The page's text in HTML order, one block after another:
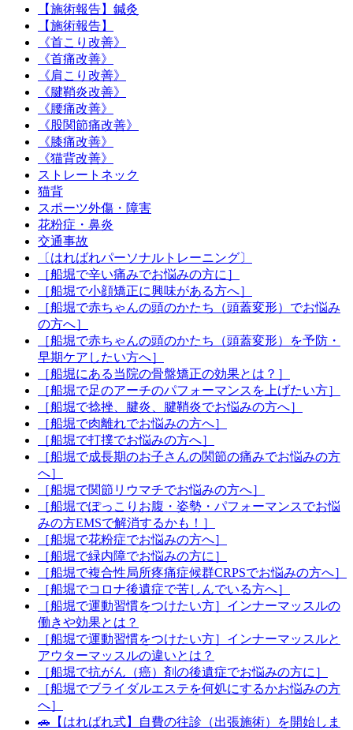
【施術報告】鍼灸
【施術報告】
《首こり改善》
《首痛改善》
《肩こり改善》
《腱鞘炎改善》
《腰痛改善》
《股関節痛改善》
《膝痛改善》
《猫背改善》
ストレートネック
猫背
スポーツ外傷・障害
花粉症・鼻炎
交通事故
〔はればれパーソナルトレーニング〕
［船堀で辛い痛みでお悩みの方に］
［船堀で小顔矯正に興味がある方へ］
［船堀で赤ちゃんの頭のかたち（頭蓋変形）でお悩み
の方へ］
［船堀で赤ちゃんの頭のかたち（頭蓋変形）を予防・
早期ケアしたい方へ］
［船堀にある当院の骨盤矯正の効果とは？］
［船堀で足のアーチのパフォーマンスを上げたい方］
［船堀で捻挫、腱炎、腱鞘炎でお悩みの方へ］
［船堀で肉離れでお悩みの方へ］
［船堀で打撲でお悩みの方へ］
［船堀で成長期のお子さんの関節の痛みでお悩みの方
へ］
［船堀で関節リウマチでお悩みの方へ］
［船堀でぽっこりお腹・姿勢・パフォーマンスでお悩
みの方EMSで解消するかも！］
［船堀で花粉症でお悩みの方へ］
［船堀で緑内障でお悩みの方に］
［船堀で複合性局所疼痛症候群CRPSでお悩みの方へ］
［船堀でコロナ後遺症で苦しんでいる方へ］
［船堀で運動習慣をつけたい方］インナーマッスルの
働きや効果とは？
［船堀で運動習慣をつけたい方］インナーマッスルと
アウターマッスルの違いとは？
［船堀で抗がん（癌）剤の後遺症でお悩みの方に］
［船堀でブライダルエステを何処にするかお悩みの方
へ］
🚗【はればれ式】自費の往診（出張施術）を開始しま